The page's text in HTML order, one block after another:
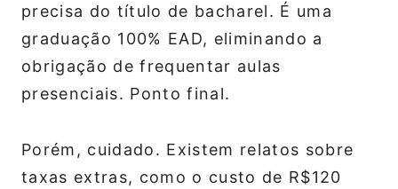
precisa do título de bacharel. É uma
graduação 100% EAD, eliminando a
obrigação de frequentar aulas
presenciais. Ponto final.
Porém, cuidado. Existem relatos sobre
taxas extras, como o custo de R$120